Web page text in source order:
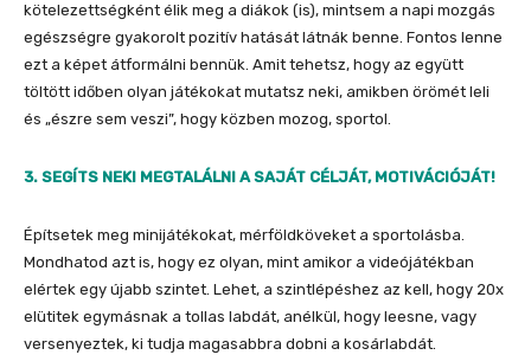
kötelezettségként élik meg a diákok (is), mintsem a napi mozgás
egészségre gyakorolt pozitív hatását látnák benne. Fontos lenne
ezt a képet átformálni bennük. Amit tehetsz, hogy az együtt
töltött időben olyan játékokat mutatsz neki, amikben örömét leli
és „észre sem veszi”, hogy közben mozog, sportol.
3. SEGÍTS NEKI MEGTALÁLNI A SAJÁT CÉLJÁT, MOTIVÁCIÓJÁT!
Építsetek meg minijátékokat, mérföldköveket a sportolásba.
Mondhatod azt is, hogy ez olyan, mint amikor a videójátékban
elértek egy újabb szintet. Lehet, a szintlépéshez az kell, hogy 20x
elütitek egymásnak a tollas labdát, anélkül, hogy leesne, vagy
versenyeztek, ki tudja magasabbra dobni a kosárlabdát.